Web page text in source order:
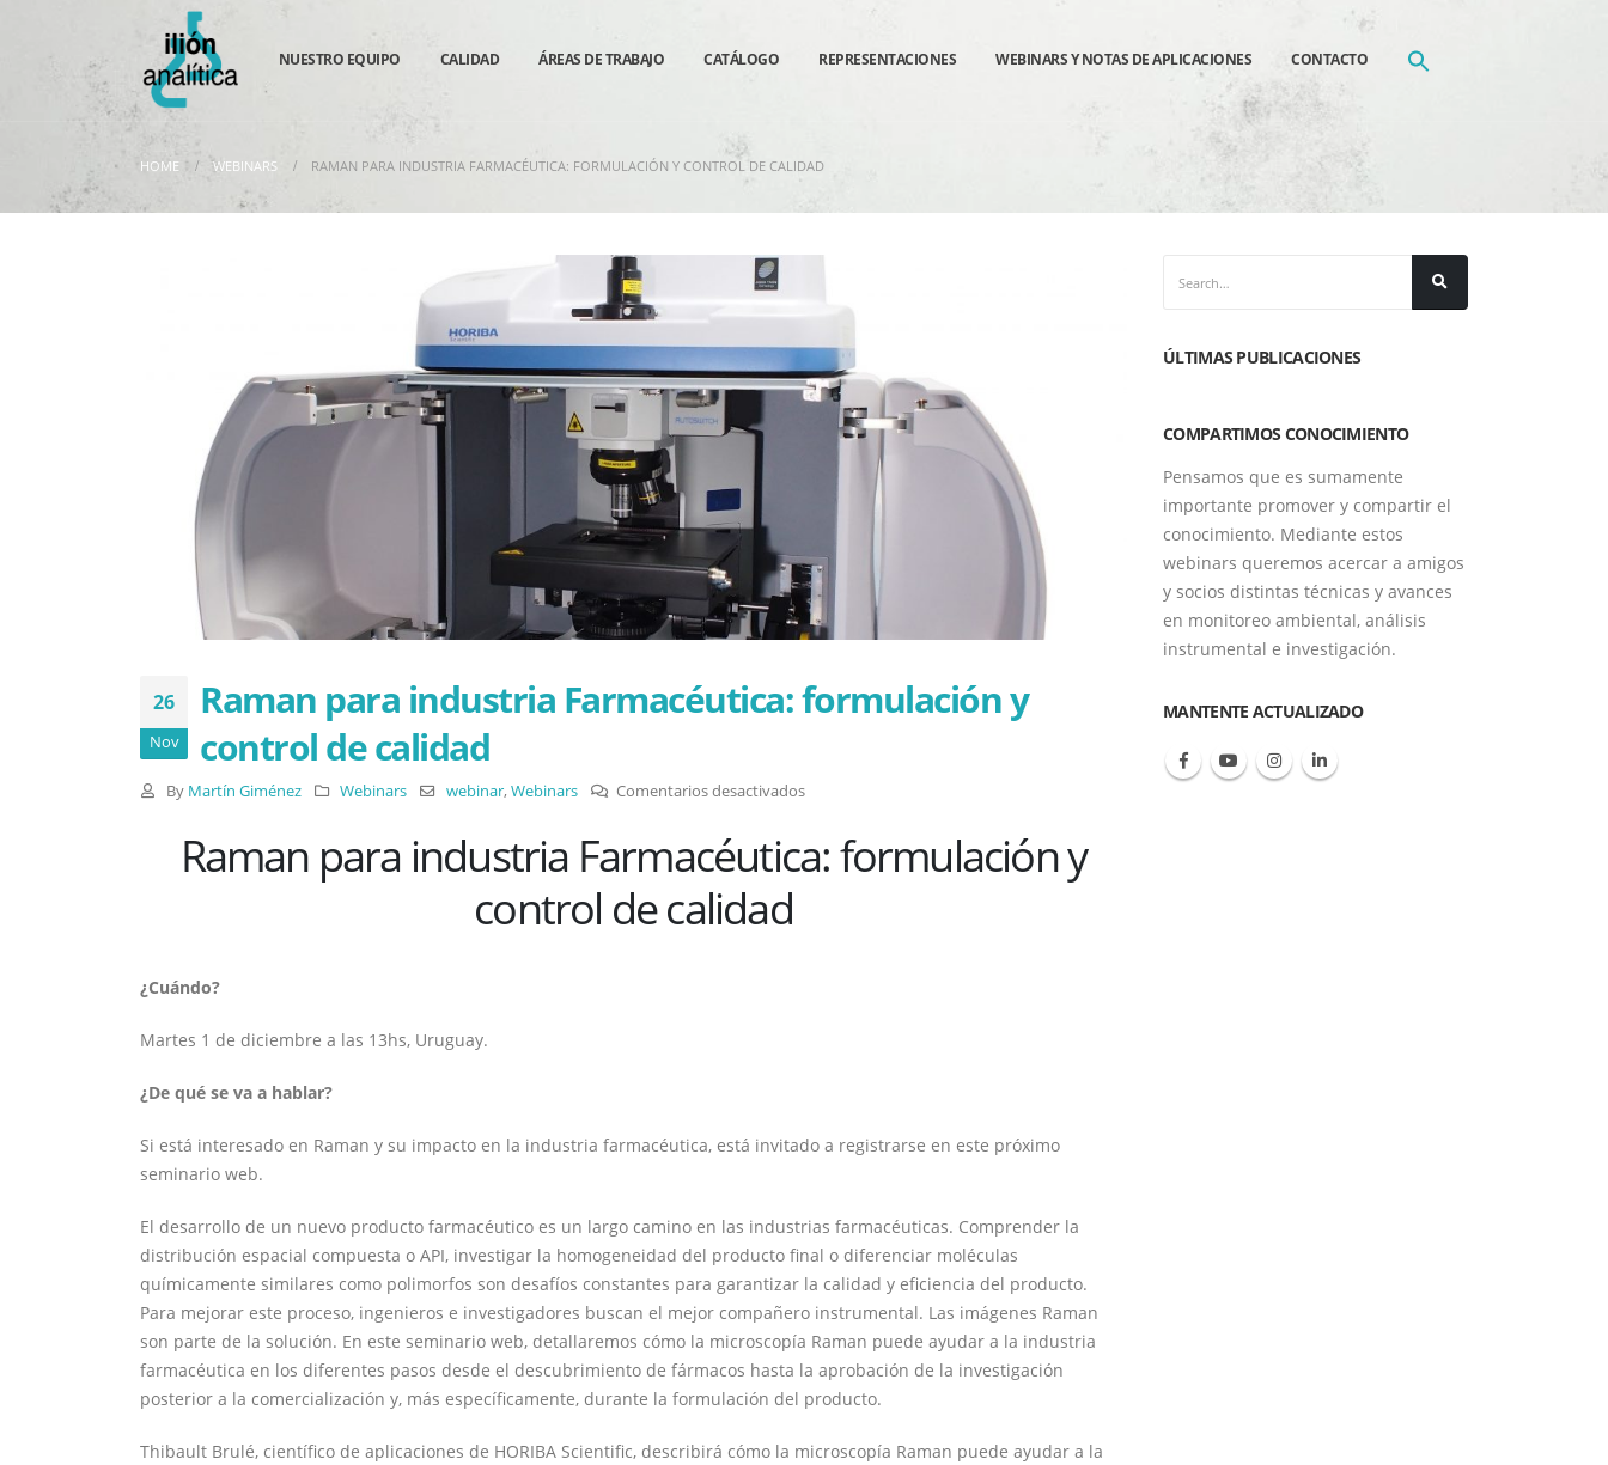
NUESTRO EQUIPO CALIDAD ÁREAS DE TRABAJO CATÁLOGO REPRESENTACIONES WEBINARS Y NOTAS DE APLICACIONES CONTACTO
HOME WEBINARS RAMAN PARA INDUSTRIA FARMACÉUTICA: FORMULACIÓN Y CONTROL DE CALIDAD
26
Nov
Raman para industria Farmacéutica: formulación y
control de calidad
By Martín Giménez Webinars webinar,Webinars Comentarios desactivadosen
para
industria
Raman para industria Farmacéutica: formulación y
control de calidad
¿Cuándo?
Martes 1 de diciembre a las 13hs, Uruguay.
¿De qué se va a hablar?
Si está interesado en Raman y su impacto en la industria farmacéutica, está invitado a registrarse en este próximo
seminario web.
El desarrollo de un nuevo producto farmacéutico es un largo camino en las industrias farmacéuticas. Comprender la
distribución espacial compuesta o API, investigar la homogeneidad del producto final o diferenciar moléculas
químicamente similares como polimorfos son desafíos constantes para garantizar la calidad y eficiencia del producto.
Para mejorar este proceso, ingenieros e investigadores buscan el mejor compañero instrumental. Las imágenes Raman
son parte de la solución. En este seminario web, detallaremos cómo la microscopía Raman puede ayudar a la industria
farmacéutica en los diferentes pasos desde el descubrimiento de fármacos hasta la aprobación de la investigación
posterior a la comercialización y, más específicamente, durante la formulación del producto.
Thibault Brulé, científico de aplicaciones de HORIBA Scientific, describirá cómo la microscopía Raman puede ayudar a la
ÚLTIMAS PUBLICACIONES
COMPARTIMOS CONOCIMIENTO
Pensamos que es sumamente
importante promover y compartir el
conocimiento. Mediante estos
webinars queremos acercar a amigos
y socios distintas técnicas y avances
en monitoreo ambiental, análisis
instrumental e investigación.
MANTENTE ACTUALIZADO